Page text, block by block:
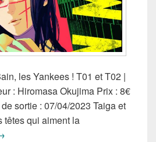
les Yankees ! T01 et T02 |
: Hiromasa Okujima Prix : 8€
sortie : 07/04/2023 Taiga et
têtes qui aiment la
Mangas de la Semaine